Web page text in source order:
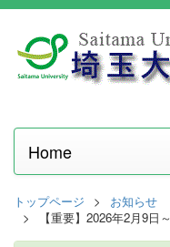
Home
トップページ
お知らせ
【重要】2026年2月9